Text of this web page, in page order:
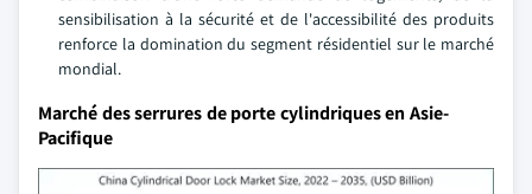
sensibilisation à la sécurité et de l'accessibilité des produits
renforce la domination du segment résidentiel sur le marché
mondial.
Marché des serrures de porte cylindriques en Asie-
Pacifique